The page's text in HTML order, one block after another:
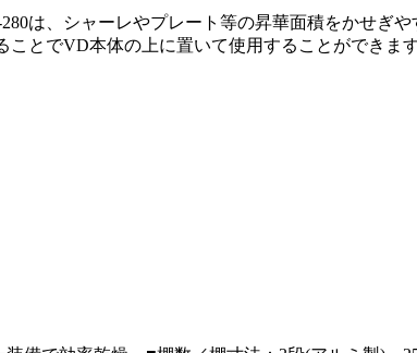
は、シャーレやプレート等の昇華面積をかせぎ
とでVD本体の上に置いて使用することができます